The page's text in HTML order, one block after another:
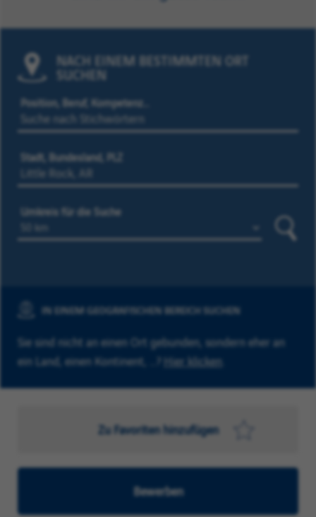
NACH EINEM BESTIMMTEN ORT
SUCHEN
Position, Beruf, Kompetenz…
Stadt, Bundesland, PLZ
Umkreis für die Suche
IN EINEM GEOGRAFISCHEN BEREICH SUCHEN
Sie sind nicht an einen Ort gebunden, sondern eher an
ein Land, einen Kontinent, …? Hier klicken
Zu Favoriten hinzufügen
Bewerben